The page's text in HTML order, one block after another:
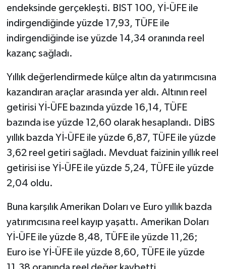
endeksinde gerçekleşti. BIST 100, Yİ-ÜFE ile
indirgendiğinde yüzde 17,93, TÜFE ile
indirgendiğinde ise yüzde 14,34 oranında reel
kazanç sağladı.
Yıllık değerlendirmede külçe altın da yatırımcısına
kazandıran araçlar arasında yer aldı. Altının reel
getirisi Yİ-ÜFE bazında yüzde 16,14, TÜFE
bazında ise yüzde 12,60 olarak hesaplandı. DİBS
yıllık bazda Yİ-ÜFE ile yüzde 6,87, TÜFE ile yüzde
3,62 reel getiri sağladı. Mevduat faizinin yıllık reel
getirisi ise Yİ-ÜFE ile yüzde 5,24, TÜFE ile yüzde
2,04 oldu.
Buna karşılık Amerikan Doları ve Euro yıllık bazda
yatırımcısına reel kayıp yaşattı. Amerikan Doları
Yİ-ÜFE ile yüzde 8,48, TÜFE ile yüzde 11,26;
Euro ise Yİ-ÜFE ile yüzde 8,60, TÜFE ile yüzde